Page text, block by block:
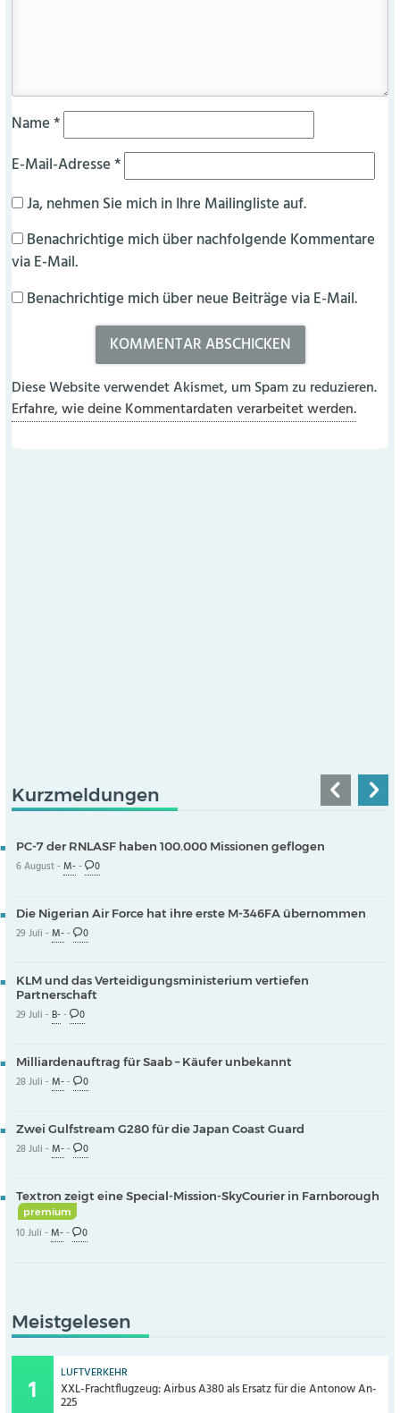
Name*
E-Mail-Adresse*
Ja, nehmen Sie mich in Ihre Mailingliste auf.
Benachrichtige mich über nachfolgende Kommentare
via E-Mail.
Benachrichtige mich über neue Beiträge via E-Mail.
Diese Website verwendet Akismet, um Spam zu reduzieren.
Erfahre, wie deine Kommentardaten verarbeitet werden.
Kurzmeldungen
PC-7 der RNLASF haben 100.000 Missionen geflogen
6 August -M-- 0
Die Nigerian Air Force hat ihre erste M-346FA übernommen
29 Juli -M-- 0
KLM und das Verteidigungsministerium vertiefen
Partnerschaft
29 Juli -B-- 0
Milliardenauftrag für Saab – Käufer unbekannt
28 Juli -M-- 0
Zwei Gulfstream G280 für die Japan Coast Guard
28 Juli -M-- 0
Textron zeigt eine Special-Mission-SkyCourier in Farnborough
premium
10 Juli -M-- 0
Meistgelesen
LUFTVERKEHR
XXL-Frachtflugzeug: Airbus A380 als Ersatz für die Antonow An-
225